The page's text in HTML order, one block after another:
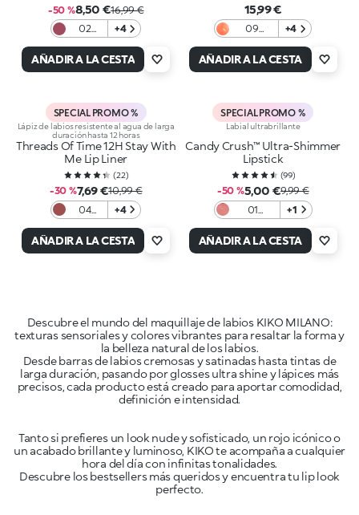
-50 %8,50 €16,99 €
02
Mauve
+4
AÑADIR A LA CESTA
15,99 €
09
Blossom
+4
AÑADIR A LA CESTA
SPECIAL PROMO %
Lápiz de labios resistente al agua de larga
duración hasta 12 horas
Threads Of Time 12H Stay With
Me Lip Liner
(22)
-30 %7,69 €10,99 €
04
Warm
Mauve
+4
AÑADIR A LA CESTA
SPECIAL PROMO %
Labial ultrabrillante
Candy Crush™ Ultra-Shimmer
Lipstick
(99)
-50 %5,00 €9,99 €
01
Caramel
Carousel
+1
AÑADIR A LA CESTA
Descubre el mundo del maquillaje de labios KIKO MILANO:
texturas sensoriales y colores vibrantes para resaltar la forma y
la belleza natural de los labios.
Desde barras de labios cremosas y satinadas hasta tintas de
larga duración, pasando por glosses ultra shine y lápices más
precisos, cada producto está creado para aportar comodidad,
Tanto si prefieres un look nude y sofisticado, un rojo icónico o
un acabado brillante y luminoso, KIKO te acompaña a cualquier
hora del día con infinitas tonalidades.
Descubre los bestsellers más queridos y encuentra tu lip look